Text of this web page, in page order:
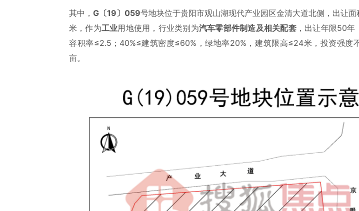
其中， G〔19〕059号地块位于贵阳市观山湖现代产业园区金清大道北侧，出让面
米，作为工业用地使用，行业类别为汽车零部件制造及相关配套，出让年限50年
容积率≤2.5；40%≤建筑密度≤60%，绿地率20%，建筑限高≤24米，投资强度
亩。